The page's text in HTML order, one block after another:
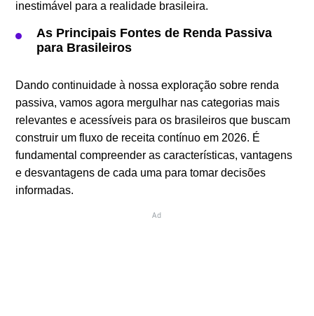
inestimável para a realidade brasileira.
As Principais Fontes de Renda Passiva
para Brasileiros
Dando continuidade à nossa exploração sobre renda
passiva, vamos agora mergulhar nas categorias mais
relevantes e acessíveis para os brasileiros que buscam
construir um fluxo de receita contínuo em 2026. É
fundamental compreender as características, vantagens
e desvantagens de cada uma para tomar decisões
informadas.
Ad